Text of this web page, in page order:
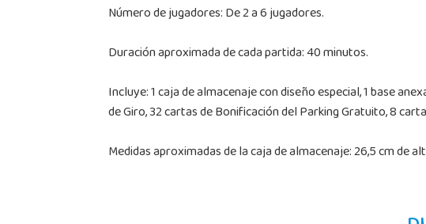
Número de jugadores: De 2 a 6 jugadores.
Duración aproximada de cada partida: 40 minutos.
Incluye: 1 caja de almacenaje con diseño especial, 1 base
de Giro, 32 cartas de Bonificación del Parking Gratuito, 8
Medidas aproximadas de la caja de almacenaje: 26,5 cm de